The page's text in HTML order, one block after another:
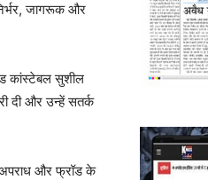
जागरूक और
कांस्टेबल सुशील
दी और उन्हें सतर्क
अपराध और फ्रॉड के